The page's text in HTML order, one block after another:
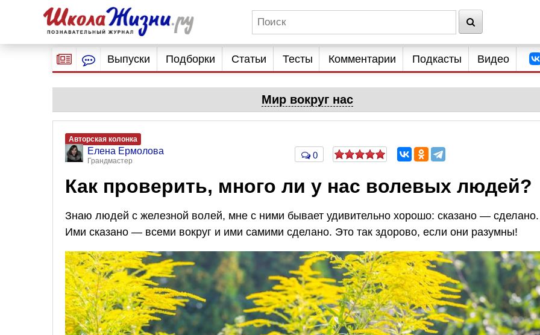
Выпуски Подборки Статьи Тесты Комментарии Подкасты Видео
Мир вокруг нас
Авторская колонка
Елена Ермолова
Грандмастер
0
Как проверить, много ли у нас волевых людей?
Знаю людей с железной волей, мне с ними бывает удивительно хорошо: сказано — сделано.
Ими сказано — всеми вокруг и ими самими сделано. Это так здорово, если они разумны!